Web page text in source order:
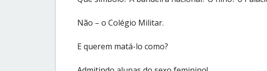
Não – o Colégio Militar.
E querem matá-lo como?